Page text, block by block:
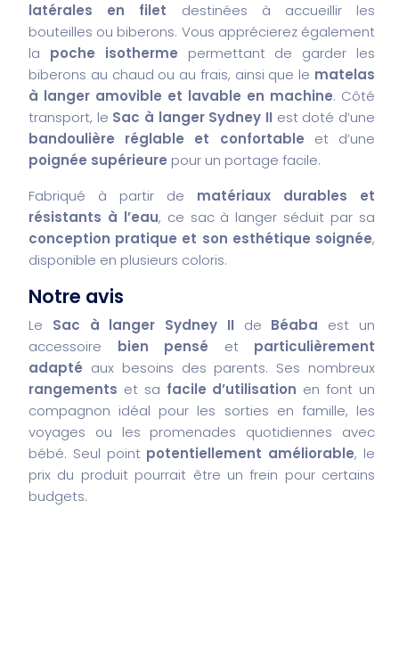
latérales en filet destinées à accueillir les
bouteilles ou biberons. Vous apprécierez également
la poche isotherme permettant de garder les
biberons au chaud ou au frais, ainsi que le matelas
à langer amovible et lavable en machine. Côté
transport, le Sac à langer Sydney II est doté d’une
bandoulière réglable et confortable et d’une
poignée supérieure pour un portage facile.
Fabriqué à partir de matériaux durables et
résistants à l’eau, ce sac à langer séduit par sa
conception pratique et son esthétique soignée,
disponible en plusieurs coloris.
Notre avis
Le Sac à langer Sydney II de Béaba est un
accessoire bien pensé et particulièrement
adapté aux besoins des parents. Ses nombreux
rangements et sa facile d’utilisation en font un
compagnon idéal pour les sorties en famille, les
voyages ou les promenades quotidiennes avec
bébé. Seul point potentiellement améliorable, le
prix du produit pourrait être un frein pour certains
budgets.